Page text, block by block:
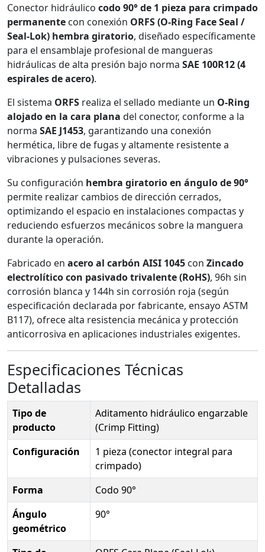
Conector hidráulico codo 90° de 1 pieza para crimpado
permanente con conexión ORFS (O-Ring Face Seal /
Seal-Lok) hembra giratorio, diseñado específicamente
para el ensamblaje profesional de mangueras
hidráulicas de alta presión bajo norma SAE 100R12 (4
espirales de acero).
El sistema ORFS realiza el sellado mediante un O-Ring
alojado en la cara plana del conector, conforme a la
norma SAE J1453, garantizando una conexión
hermética, libre de fugas y altamente resistente a
vibraciones y pulsaciones severas.
Su configuración hembra giratorio en ángulo de 90°
permite realizar cambios de dirección cerrados,
optimizando el espacio en instalaciones compactas y
reduciendo esfuerzos mecánicos sobre la manguera
durante la operación.
Fabricado en acero al carbón AISI 1045 con Zincado
electrolítico con pasivado trivalente (RoHS), 96h sin
corrosión blanca y 144h sin corrosión roja (según
especificación declarada por fabricante, ensayo ASTM
B117), ofrece alta resistencia mecánica y protección
anticorrosiva en aplicaciones industriales exigentes.
Especificaciones Técnicas
Detalladas
Tipo de
producto
Aditamento hidráulico engarzable
(Crimp Fitting)
Configuración
1 pieza (conector integral para
crimpado)
Forma
Codo 90°
Ángulo
geométrico
90°